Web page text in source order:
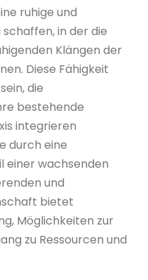
ruhige und
in der die
Klängen der
Diese Fähigkeit
die
bestehende
integrieren
durch eine
einer wachsenden
und
bietet
Möglichkeiten zur
zu Ressourcen und